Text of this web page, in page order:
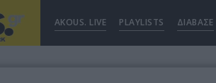
AKOUS. LIVE PLAYLISTS ΔΙΑΒΑΣΕ